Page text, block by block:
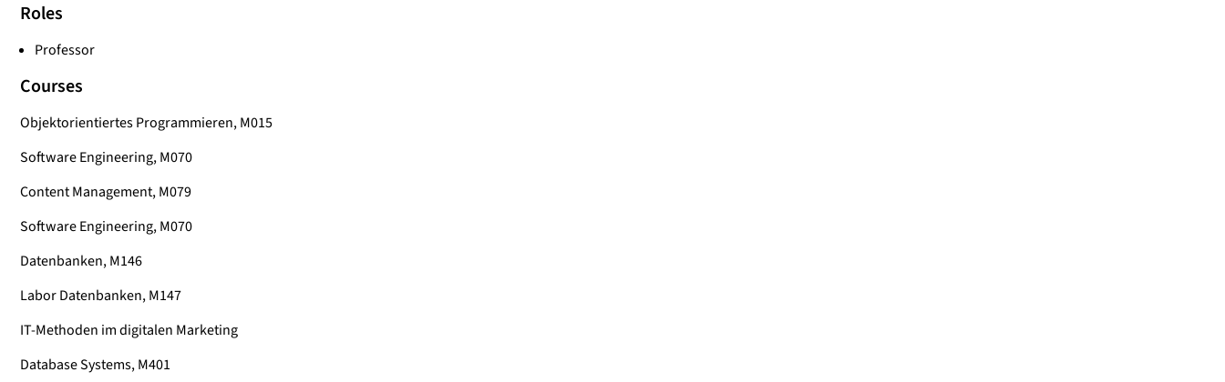
Roles
Professor
Courses
Objektorientiertes Programmieren, M015
Software Engineering, M070
Content Management, M079
Software Engineering, M070
Datenbanken, M146
Labor Datenbanken, M147
IT-Methoden im digitalen Marketing
Database Systems, M401